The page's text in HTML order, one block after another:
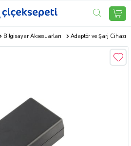
Bilgisayar Aksesuarları Adaptör ve Şarj Cihazı